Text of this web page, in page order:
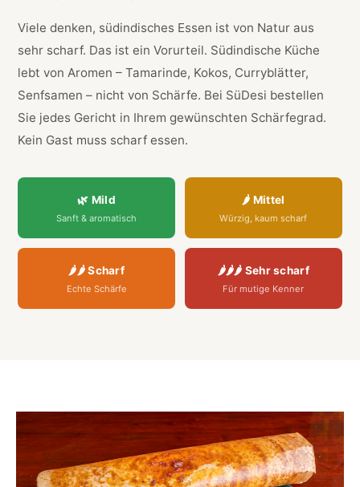
Viele denken, südindisches Essen ist von Natur aus
sehr scharf. Das ist ein Vorurteil. Südindische Küche
lebt von Aromen – Tamarinde, Kokos, Curryblätter,
Senfsamen – nicht von Schärfe. Bei SüDesi bestellen
Sie jedes Gericht in Ihrem gewünschten Schärfegrad.
Kein Gast muss scharf essen.
🌿 Mild
Sanft & aromatisch
🌶 Mittel
Würzig, kaum scharf
🌶🌶 Scharf
Echte Schärfe
🌶🌶🌶 Sehr scharf
Für mutige Kenner